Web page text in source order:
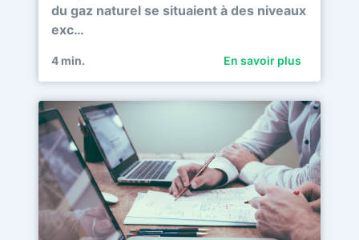
du gaz naturel se situaient à des niveaux
exc…
4 min. En savoir plus